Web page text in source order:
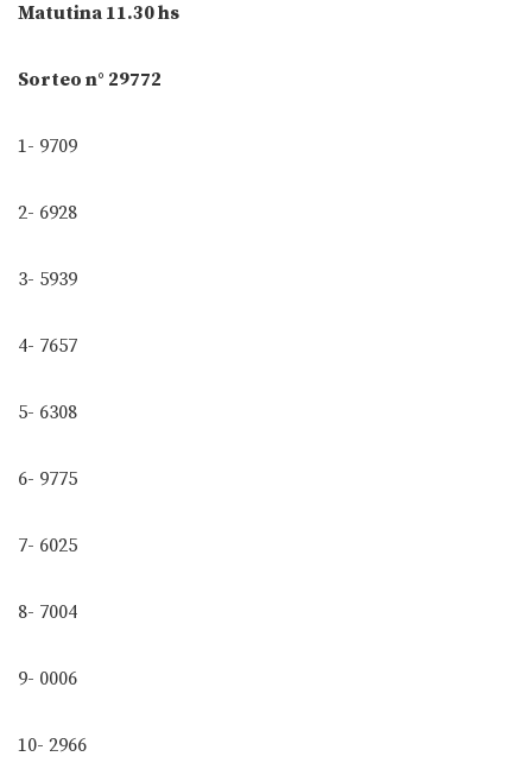
Matutina 11.30 hs
Sorteo n° 29772
1- 9709
2- 6928
3- 5939
4- 7657
5- 6308
6- 9775
7- 6025
8- 7004
9- 0006
10- 2966